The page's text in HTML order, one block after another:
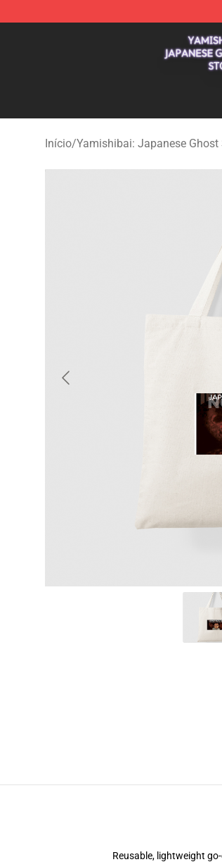
Yamishibai: Japanese Ghost
Início/Yamishibai: Japanese Ghost
Reusable, lightweight